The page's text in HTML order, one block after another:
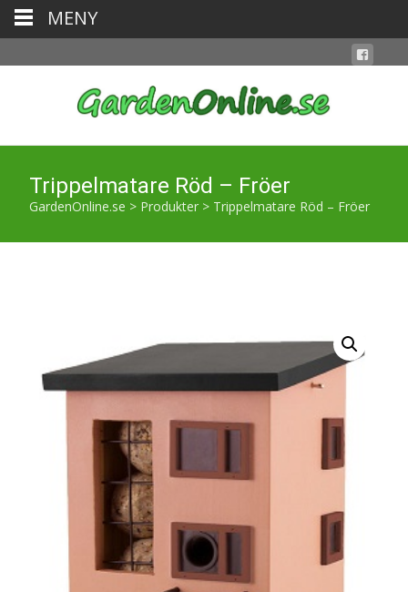
Trippelmatare Röd – Fröer
GardenOnline.se > Produkter > Trippelmatare Röd – Fröer
MENY